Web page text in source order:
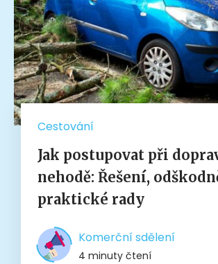
Cestování
Jak postupovat při
nehodě: Řešení,
praktické rady
Komerční sdělení
4 minuty čtení